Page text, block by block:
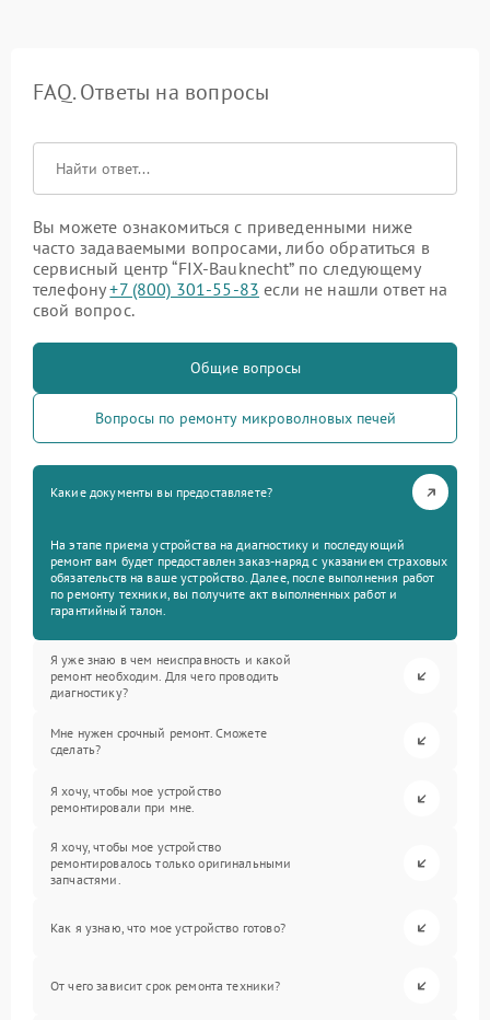
FAQ. Ответы на вопросы
Вы можете ознакомиться с приведенными ниже
часто задаваемыми вопросами, либо обратиться в
сервисный центр “FIX-Bauknecht” по следующему
телефону+7 (800) 301-55-83 если не нашли ответ на
свой вопрос.
Общие вопросы
Вопросы по ремонту микроволновых печей
Какие документы вы предоставляете?
На этапе приема устройства на диагностику и последующий
ремонт вам будет предоставлен заказ-наряд с указанием страховых
обязательств на ваше устройство. Далее, после выполнения работ
по ремонту техники, вы получите акт выполненных работ и
гарантийный талон.
Я уже знаю в чем неисправность и какой
ремонт необходим. Для чего проводить
диагностику?
Мне нужен срочный ремонт. Сможете
сделать?
Я хочу, чтобы мое устройство
ремонтировали при мне.
Я хочу, чтобы мое устройство
ремонтировалось только оригинальными
запчастями.
Как я узнаю, что мое устройство готово?
От чего зависит срок ремонта техники?